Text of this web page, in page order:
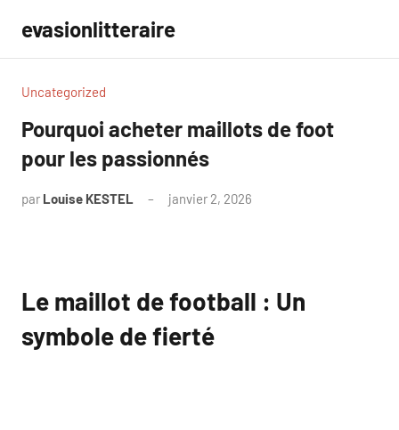
contenu
evasionlitteraire
Uncategorized
Pourquoi acheter maillots de foot
pour les passionnés
par Louise KESTEL janvier 2, 2026
Le maillot de football : Un
symbole de fierté